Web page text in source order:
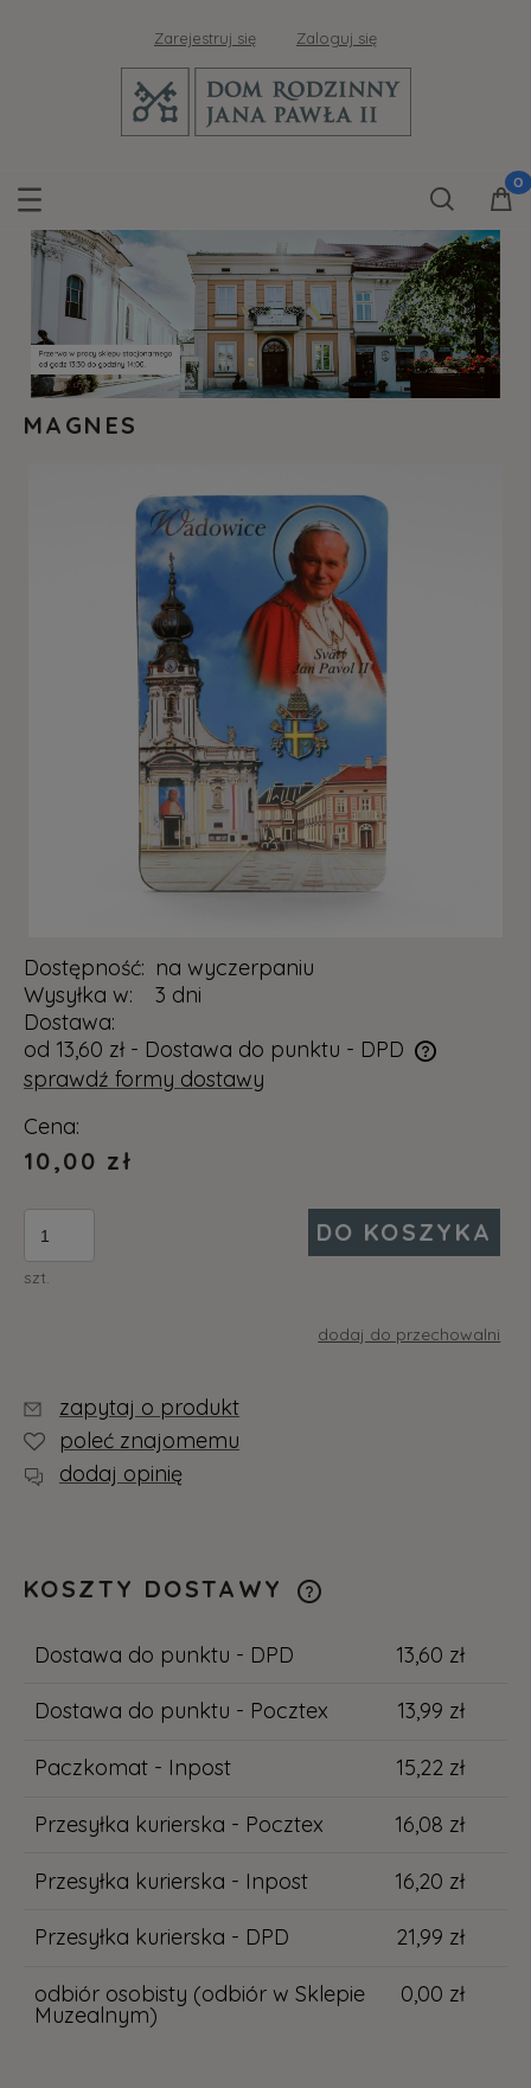
Zarejestruj się Zaloguj się
MAGNES
Dostępność: na wyczerpaniu
Wysyłka w:
3 dni
Dostawa:
od 13,60 zł - Dostawa do punktu - DPD
Cena nie zawiera ewentualnych kosztów
sprawdź formy dostawy
Cena:
10,00 zł
szt.
DO KOSZYKA
dodaj do przechowalni
zapytaj o produkt
poleć znajomemu
dodaj opinię
KOSZTY DOSTAWY
płatności
Dostawa do punktu - DPD 13,60 zł
Dostawa do punktu - Pocztex 13,99 zł
Paczkomat - Inpost 15,22 zł
Przesyłka kurierska - Pocztex 16,08 zł
Przesyłka kurierska - Inpost 16,20 zł
Przesyłka kurierska - DPD 21,99 zł
odbiór osobisty (odbiór w Sklepie
Muzealnym)
0,00 zł